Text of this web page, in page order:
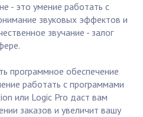
- это умение работать с
звуковых эффектов и
звучание - залог
программное обеспечение
работать с программами
или Logic Pro даст вам
заказов и увеличит вашу